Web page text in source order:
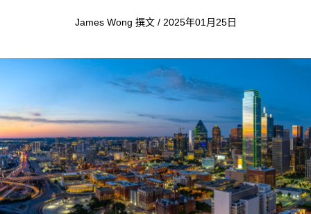
James Wong 撰文 / 2025年01月25日